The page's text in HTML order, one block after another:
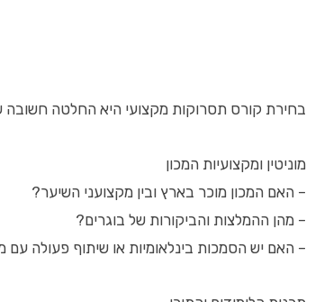
בחירת קורס תסרוקות מקצועי היא החלטה
מוניטין ומקצועיות המכון
– האם המכון מוכר בארץ ובין מקצועני השיער?
– מהן ההמלצות והביקורות של בוגרים?
– האם יש הסמכות בינלאומיות או שיתוף פעולה עם